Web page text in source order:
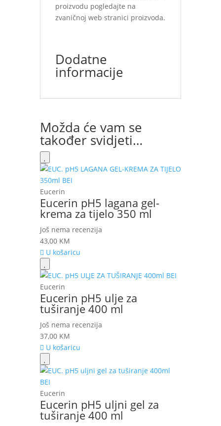
proizvodu pogledajte na
zvaničnoj web stranici proizvoda.
Dodatne
informacije
Možda će vam se
također svidjeti…
Eucerin
Eucerin pH5 lagana gel-
krema za tijelo 350 ml
Još nema recenzija
43,00 KM
U košaricu
Eucerin
Eucerin pH5 ulje za
tuširanje 400 ml
Još nema recenzija
37,00 KM
U košaricu
Eucerin
Eucerin pH5 uljni gel za
tuširanje 400 ml